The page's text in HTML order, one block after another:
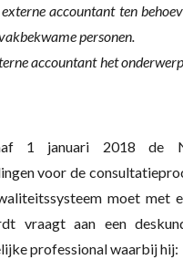
accountant ten
personen.
accountant het
1 januari 2018 de
voor de
moet met
vraagt aan een
professional waarbij hij: